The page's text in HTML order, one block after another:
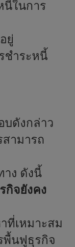
นี้ในการ
ยู่
ชำระหนี้
บดังกล่าว
ามารถ
าง ดังนี้
กิจยังคง
ที่เหมาะสม
พื้นฟูธุรกิจ